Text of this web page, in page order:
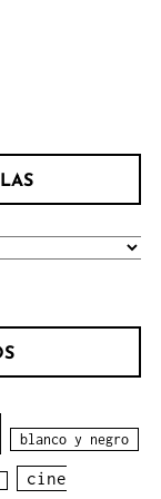
blanco y negro
cine